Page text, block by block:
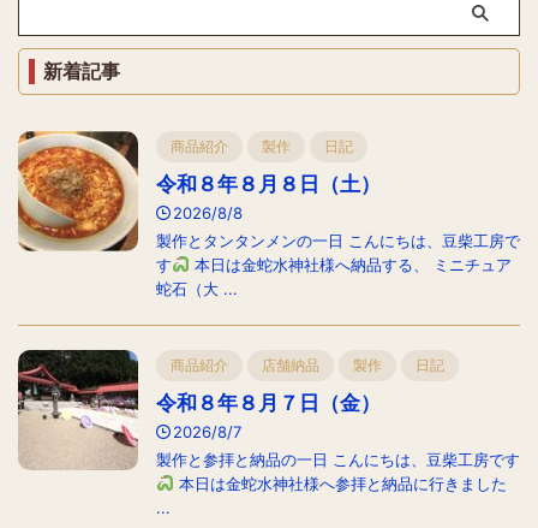
新着記事
商品紹介 製作 日記
令和８年８月８日（土）
2026/8/8
製作とタンタンメンの一日 こんにちは、豆柴工房で
す
本日は金蛇水神社様へ納品する、 ミニチュア
蛇石（大 ...
商品紹介 店舗納品 製作 日記
令和８年８月７日（金）
2026/8/7
製作と参拝と納品の一日 こんにちは、豆柴工房です
本日は金蛇水神社様へ参拝と納品に行きました
...